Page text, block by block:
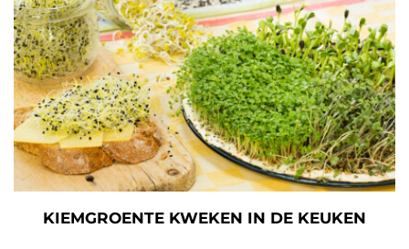
KIEMGROENTE KWEKEN IN DE KEUKEN